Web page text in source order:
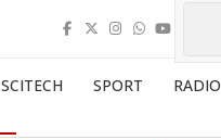
SCITECH SPORT RADIO